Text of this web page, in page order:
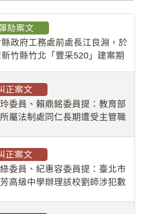
劾案文
政府工務處前處長江良淵，於
竹縣竹北「豐采520」建案期
萬餘元，並長期收受建商餽
罔顧公共安全，圖利默許建商
期間
正案文
委員、賴鼎銘委員提：教育部
屬法制處同仁長期遭受主管職
保障法」及「職業安全衛生法」
護公務人員
正案文
委員、紀惠容委員提：臺北市
高級中學辦理該校劉師涉犯數